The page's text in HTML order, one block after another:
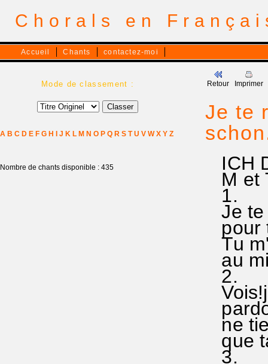
Chorals en
Accueil Chants contactez-moi
Mode de classement :
A B C D E F G H J K L M N O P Q R S T U V W X Y Z
Nombre de chants disponible : 435
Retour Imprimer
Je te
ICH
M et
1.
Je te
pour
Tu
au
2.
ne
que
3.